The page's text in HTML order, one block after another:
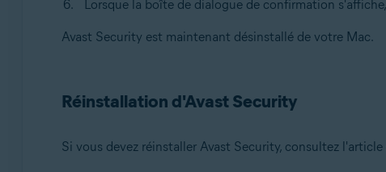
Lorsque la boîte de dialogue de confirmation
Avast Security est maintenant désinstallé de votre Mac.
Réinstallation d'Avast Security
Si vous devez réinstaller Avast Security, consultez l'article